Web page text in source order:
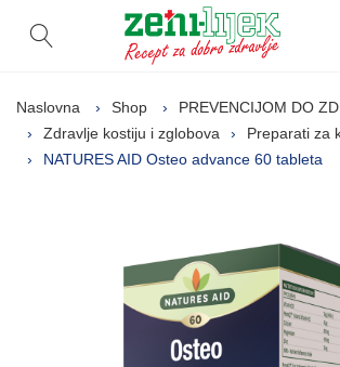
Otvori pretragu
Naslovna Shop
PREVENCIJOM DO
Zdravlje kostiju i zglobova
Preparati za
NATURES AID Osteo advance 60 tableta